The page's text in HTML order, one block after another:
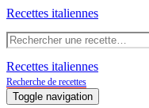
Recettes italiennes
Recettes italiennes
Recherche de recettes
Toggle navigation